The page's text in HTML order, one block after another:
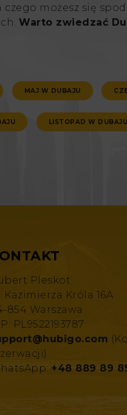
możesz się
Warto zwiedzać
MAJ W DUBAJU
LISTOPAD W DUBAJU
Pleskot
Kazimierza Króla 16A
854 Warszawa
PL9522193787
+48 889 89